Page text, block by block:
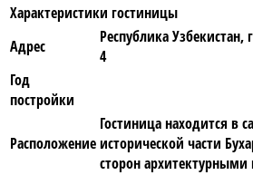
Характеристики гостиницы
Адрес
Республика Узбекистан,
4
Год
постройки
Расположение
Гостиница находится в
исторической части
сторон